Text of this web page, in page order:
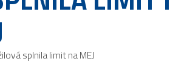
splnila limit na MEJ